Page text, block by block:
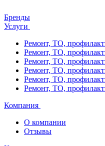
Бренды
Услуги
Ремонт, ТО,
Ремонт, ТО,
Ремонт, ТО,
Ремонт, ТО,
Ремонт, ТО,
Ремонт, ТО,
Компания
О компании
Отзывы